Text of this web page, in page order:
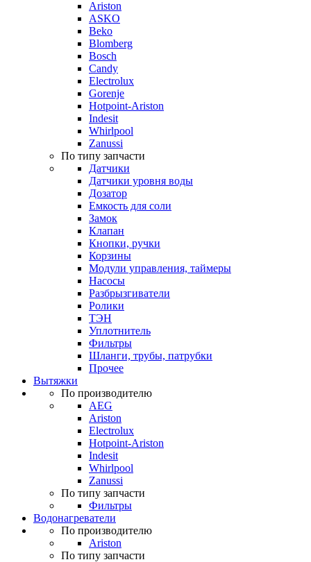
Ariston
ASKO
Beko
Blomberg
Bosch
Candy
Electrolux
Gorenje
Hotpoint-Ariston
Indesit
Whirlpool
Zanussi
По типу запчасти
Датчики
Датчики уровня воды
Дозатор
Емкость для соли
Замок
Клапан
Кнопки, ручки
Корзины
Модули управления, таймеры
Насосы
Разбрызгиватели
Ролики
ТЭН
Уплотнитель
Фильтры
Шланги, трубы, патрубки
Прочее
Вытяжки
По производителю
AEG
Ariston
Electrolux
Hotpoint-Ariston
Indesit
Whirlpool
Zanussi
По типу запчасти
Фильтры
Водонагреватели
По производителю
Ariston
По типу запчасти